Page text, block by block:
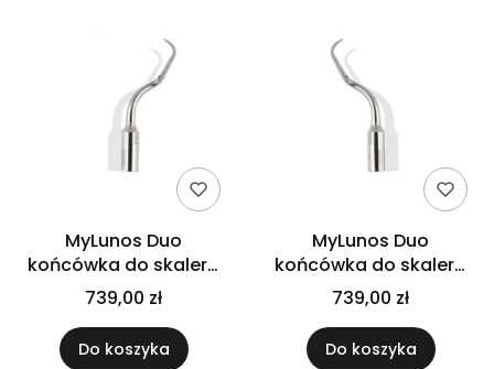
MyLunos Duo
końcówka do skalera
Tip P16L
739,00 zł
Do koszyka
MyLunos Duo
końcówka do skalera
Tip P16R
739,00 zł
Do koszyka